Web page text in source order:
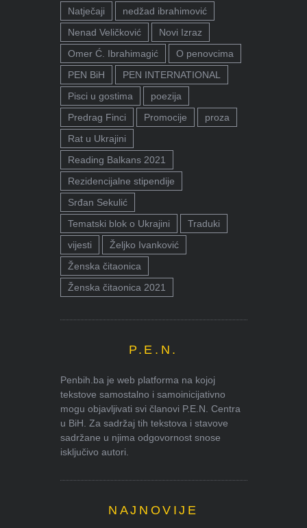
Natječaji
nedžad ibrahimović
Nenad Veličković
Novi Izraz
Omer Ć. Ibrahimagić
O penovcima
PEN BiH
PEN INTERNATIONAL
Pisci u gostima
poezija
Predrag Finci
Promocije
proza
Rat u Ukrajini
Reading Balkans 2021
Rezidencijalne stipendije
Srđan Sekulić
Tematski blok o Ukrajini
Traduki
vijesti
Željko Ivanković
Ženska čitaonica
Ženska čitaonica 2021
P.E.N.
Penbih.ba je web platforma na kojoj
tekstove samostalno i samoinicijativno
mogu objavljivati svi članovi P.E.N. Centra
u BiH. Za sadržaj tih tekstova i stavove
sadržane u njima odgovornost snose
isključivo autori.
NAJNOVIJE